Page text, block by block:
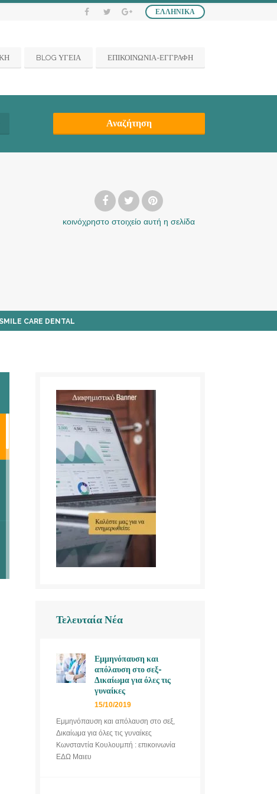
ΕΛΛΗΝΙΚΆ
BLOG ΥΓΕΙΑ ΕΠΙΚΟΙΝΩΝΙΑ-ΕΓΓΡΑΦΗ
Αναζήτηση
κοινόχρηστο στοιχείο αυτή η σελίδα
CARE DENTAL
Τελευταία Νέα
Εμμηνόπαυση και
απόλαυση στο σεξ-
Δικαίωμα για όλες τις
γυναίκες
15/10/2019
Εμμηνόπαυση και απόλαυση στο σεξ,
Δικαίωμα για όλες τις γυναίκες
Κωνσταντία Κουλουμπή : επικοινωνία
ΕΔΩ Μαιευ